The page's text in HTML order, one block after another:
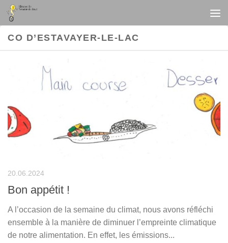
Au dessous du contenu
CO D’ESTAVAYER-LE-LAC
20.06.2024
Bon appétit !
A l’occasion de la semaine du climat, nous avons réfléchi
ensemble à la manière de diminuer l’empreinte climatique
de notre alimentation. En effet, les émissions...